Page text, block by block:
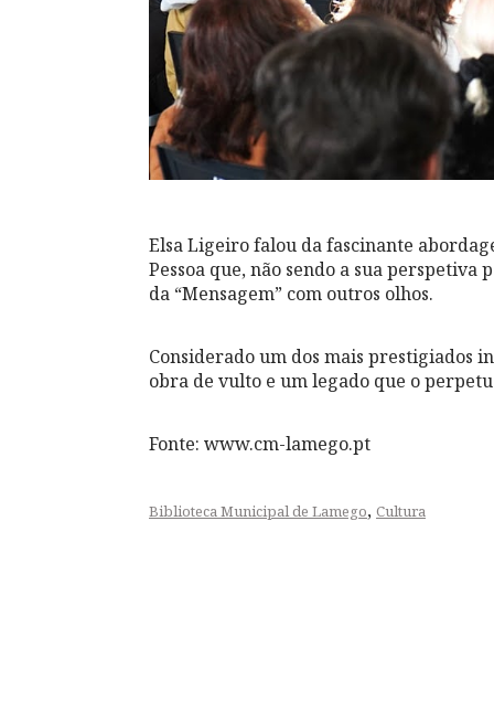
Elsa Ligeiro falou da fascinante
Pessoa que, não sendo a sua
da “Mensagem” com outros olhos.
Considerado um dos mais prestigiados
obra de vulto e um legado que o
Fonte: www.cm-lamego.pt
Biblioteca Municipal de Lamego, Cultura